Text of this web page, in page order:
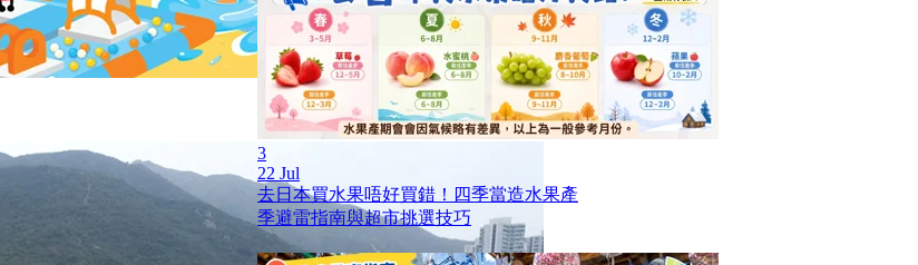
3
22 Jul
去日本買水果唔好買錯！四季當造水果產
季避雷指南與超市挑選技巧